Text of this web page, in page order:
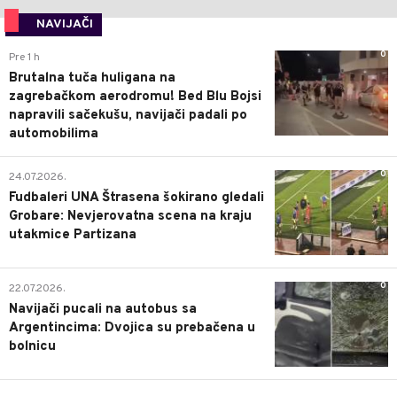
NAVIJAČI
0
Pre 1 h
Brutalna tuča huligana na
zagrebačkom aerodromu! Bed Blu Bojsi
napravili sačekušu, navijači padali po
automobilima
0
24.07.2026.
Fudbaleri UNA Štrasena šokirano gledali
Grobare: Nevjerovatna scena na kraju
utakmice Partizana
0
22.07.2026.
Navijači pucali na autobus sa
Argentincima: Dvojica su prebačena u
bolnicu